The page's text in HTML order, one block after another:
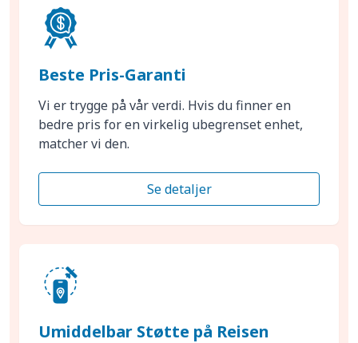
Beste Pris-Garanti
Vi er trygge på vår verdi. Hvis du finner en
bedre pris for en virkelig ubegrenset enhet,
matcher vi den.
Se detaljer
Umiddelbar Støtte på Reisen